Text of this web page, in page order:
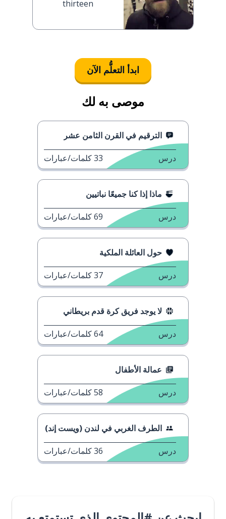
thirteen
ابدأ التعلُّم الآن
موصى به لك
الترقيم في القرن الثامن عشر
درس 33كلمات/عبارات
ماذا إذا كنا جميعًا نباتيين
درس 69كلمات/عبارات
حول العائلة الملكية
درس 37كلمات/عبارات
لا يوجد فريق كرة قدم بريطاني
درس 64كلمات/عبارات
عمالة الأطفال
درس 58كلمات/عبارات
الطرف الغربي في لندن (ويست إند)
درس 36كلمات/عبارات